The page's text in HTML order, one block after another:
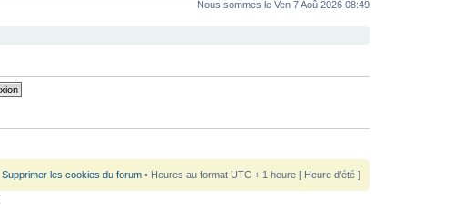
Nous sommes le Ven 7 Aoû 2026 08:49
Supprimer les cookies du forum• Heures au format UTC + 1 heure [ Heure d’été ]